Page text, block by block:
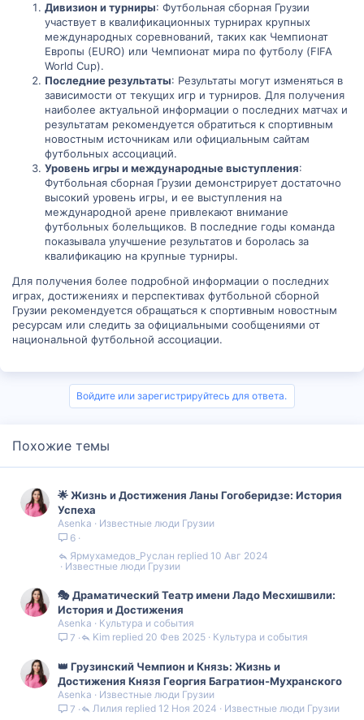
Дивизион и турниры: Футбольная сборная Грузии
участвует в квалификационных турнирах крупных
международных соревнований, таких как Чемпионат
Европы (EURO) или Чемпионат мира по футболу (FIFA
World Cup).
Последние результаты: Результаты могут изменяться в
зависимости от текущих игр и турниров. Для получения
наиболее актуальной информации о последних матчах и
результатам рекомендуется обратиться к спортивным
новостным источникам или официальным сайтам
футбольных ассоциаций.
Уровень игры и международные выступления:
Футбольная сборная Грузии демонстрирует достаточно
высокий уровень игры, и ее выступления на
международной арене привлекают внимание
футбольных болельщиков. В последние годы команда
показывала улучшение результатов и боролась за
квалификацию на крупные турниры.
Для получения более подробной информации о последних
играх, достижениях и перспективах футбольной сборной
Грузии рекомендуется обращаться к спортивным новостным
ресурсам или следить за официальными сообщениями от
национальной футбольной ассоциации.
Войдите или зарегистрируйтесь для ответа.
Похожие темы
🌟 Жизнь и Достижения Ланы Гогоберидзе: История
Успеха
Asenka
Известные люди Грузии
6
Известные люди Грузии
10 Авг 2024
Ярмухамедов_Руслан
🎭 Драматический Театр имени Ладо Месхишвили:
История и Достижения
Asenka
Культура и события
7
Культура и события
20 Фев 2025
Kim
👑 Грузинский Чемпион и Князь: Жизнь и
Достижения Князя Георгия Багратион-Мухранского
Asenka
Известные люди Грузии
7
Известные люди Грузии
12 Ноя 2024
Лилия